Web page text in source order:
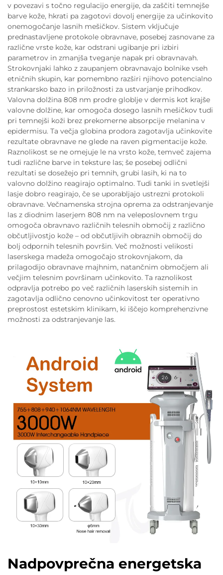
v povezavi s točno regulacijo energije, da zaščiti temnejše
barve kože, hkrati pa zagotovi dovolj energije za učinkovito
onemogočanje lasnih mešičkov. Sistem vključuje
prednastavljene protokole obravnave, posebej zasnovane za
različne vrste kože, kar odstrani ugibanje pri izbiri
parametrov in zmanjša tveganje napak pri obravnavah.
Strokovnjaki lahko z zaupanjem obravnavajo bolnike vseh
etničnih skupin, kar pomembno razširi njihovo potencialno
strankarsko bazo in priložnosti za ustvarjanje prihodkov.
Valovna dolžina 808 nm prodre globlje v dermis kot krajše
valovne dolžine, kar omogoča dosego lasnih mešičkov tudi
pri temnejši koži brez prekomerne absorpcije melanina v
epidermisu. Ta večja globina prodora zagotavlja učinkovite
rezultate obravnave ne glede na raven pigmentacije kože.
Raznolikost se ne omejuje le na vrsto kože, temveč zajema
tudi različne barve in teksture las; še posebej odlični
rezultati se dosežejo pri temnih, grubi lasih, ki na to
valovno dolžino reagirajo optimalno. Tudi tanki in svetlejši
lasje dobro reagirajo, če se uporabljajo ustrezni protokoli
obravnave. Večnamenska strojna oprema za odstranjevanje
las z diodnim laserjem 808 nm na veleposlovnem trgu
omogoča obravnavo različnih telesnih območij z različno
občutljivostjo kože – od občutljivih obraznih območij do
bolj odpornih telesnih površin. Več možnosti velikosti
laserskega madeža omogočajo strokovnjakom, da
prilagodijo obravnave majhnim, natančnim območjem ali
večjim telesnim površinam učinkovito. Ta raznolikost
odpravlja potrebo po več različnih laserskih sistemih in
zagotavlja odlično cenovno učinkovitost ter operativno
preprostost estetskim klinikam, ki iščejo komprehenzivne
možnosti za odstranjevanje las.
Nadpovprečna energetska